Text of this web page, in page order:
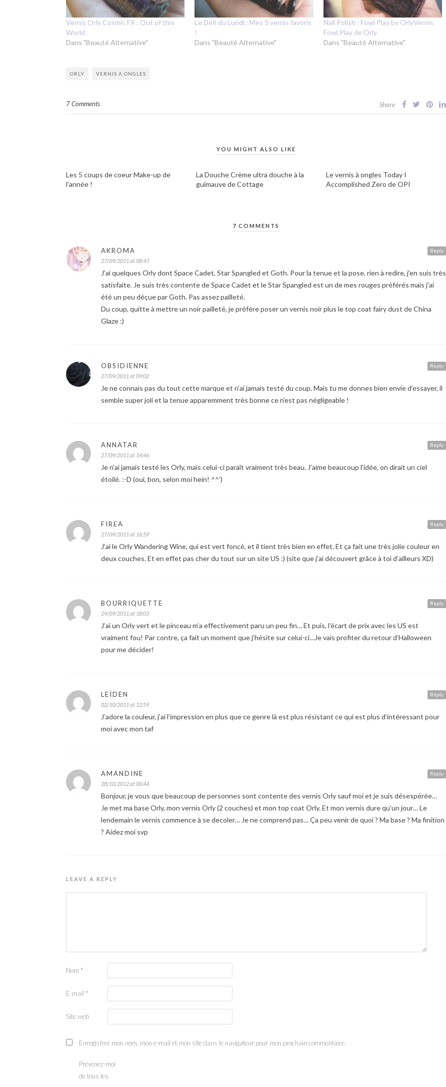
Vernis Orly Cosmic FX : Out of this
World
Dans "Beauté Alternative"
Le Défi du Lundi : Mes 5 vernis favoris
!
Dans "Beauté Alternative"
Nail Polish : Fowl Play by OrlyVernis
Fowl Play de Orly
Dans "Beauté Alternative"
ORLY VERNIS À ONGLES
7 Comments Share
YOU MIGHT ALSO LIKE
Les 5 coups de coeur Make-up de
l’année !
La Douche Crème ultra douche à la
guimauve de Cottage
Le vernis à ongles Today I
Accomplished Zero de OPI
7 COMMENTS
Reply
AKROMA
27/09/2011 at 08:47
J’ai quelques Orly dont Space Cadet, Star Spangled et Goth. Pour la tenue et la pose, rien à redire, j’en suis très
satisfaite. Je suis très contente de Space Cadet et le Star Spangled est un de mes rouges préférés mais j’ai
été un peu déçue par Goth. Pas assez pailleté.
Du coup, quitte à mettre un noir pailleté, je préfère poser un vernis noir plus le top coat fairy dust de China
Glaze :)
Reply
OBSIDIENNE
27/09/2011 at 09:02
Je ne connais pas du tout cette marque et n’ai jamais testé du coup. Mais tu me donnes bien envie d’essayer, il
semble super joli et la tenue apparemment très bonne ce n’est pas négligeable !
Reply
ANNATAR
27/09/2011 at 14:46
Je n’ai jamais testé les Orly, mais celui-ci paraît vraiment très beau. J’aime beaucoup l’idée, on dirait un ciel
étoilé. :-D (oui, bon, selon moi hein! ^^’)
Reply
FIREA
27/09/2011 at 16:59
J’ai le Orly Wandering Wine, qui est vert foncé, et il tient très bien en effet. Et ça fait une très jolie couleur en
deux couches. Et en effet pas cher du tout sur un site US :) (site que j’ai découvert grâce à toi d’ailleurs XD)
Reply
BOURRIQUETTE
29/09/2011 at 18:03
J’ai un Orly vert et le pinceau m’a effectivement paru un peu fin… Et puis, l’écart de prix avec les US est
vraiment fou! Par contre, ça fait un moment que j’hésite sur celui-ci…Je vais profiter du retour d’Halloween
pour me décider!
Reply
LEÏDEN
02/10/2011 at 12:59
J’adore la couleur, j’ai l’impression en plus que ce genre là est plus résistant ce qui est plus d’intéressant pour
moi avec mon taf
Reply
AMANDINE
28/10/2012 at 00:44
Bonjour, je vous que beaucoup de personnes sont contente des vernis Orly sauf moi et je suis désespérée…
Je met ma base Orly, mon vernis Orly (2 couches) et mon top coat Orly. Et mon vernis dure qu’un jour… Le
lendemain le vernis commence à se decoler… Je ne comprend pas… Ça peu venir de quoi ? Ma base ? Ma finition
? Aidez moi svp
LEAVE A REPLY
Nom *
E-mail *
Site web
Enregistrer mon nom, mon e-mail et mon site dans le navigateur pour mon prochain commentaire.
Prévenez-moi
de tous les